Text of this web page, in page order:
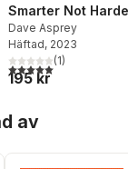
Smarter Not
Dave Asprey
Häftad, 2023
5,0utav 5 stjärnor.
(1)
195 kr
av